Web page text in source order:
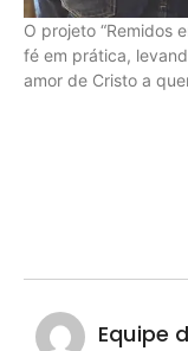
O projeto “Remidos
fé em prática,
amor de Cristo a
Equipe